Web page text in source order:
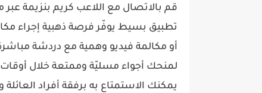
قم بالاتصال مع اللاعب كريم بنزيمة
تطبيق بسيط يوفّر فرصة ذهبية إجراء
أو مكالمة فيديو وهمية مع دردشة
لمنحك أجواء مسليّة وممتعة خلال
يمكنك الاستمتاع به برفقة أفراد العائلة